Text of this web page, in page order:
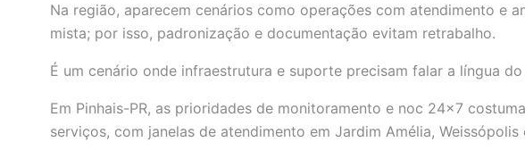
Na região, aparecem cenários como operações com atendimento e
mista; por isso, padronização e documentação evitam retrabalho.
É um cenário onde infraestrutura e suporte precisam falar a língua
Em Pinhais-PR, as prioridades de monitoramento e noc 24×7
serviços, com janelas de atendimento em Jardim Amélia, Weissópolis